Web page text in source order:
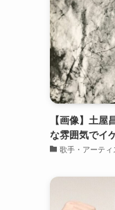
【画像】土屋
な雰囲気でイ
歌手・アーティ